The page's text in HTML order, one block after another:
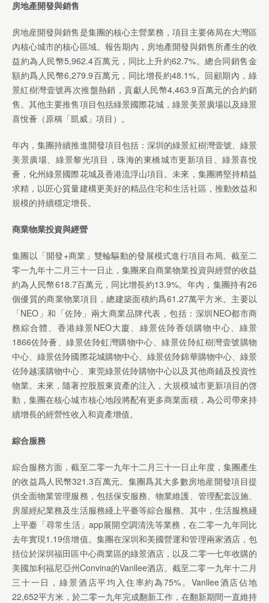
房地產開發與銷售
房地産開發與銷售是集團的核心主營業務，項目主要佈局在大灣區
內核心城市的核心區域。報告期內，房地產開發與銷售所產生的收
益約為人民幣5,962.4百萬元，同比上升約62.7%。總合同銷售金
額約爲人民幣6,279.9百萬元，同比增長約48.1%。回顧期內，綠
景紅樹灣壹號再次推盤熱銷，貢獻人民幣4,463.9百萬元的合約銷
售。其他主要推售項目包括綠景國際花城，綠景美景廣場以及綠景
喜悅薈（原稱「凱威」項目）。
年内，集團持續推進開發項目包括：深圳的綠景紅樹灣壹號、綠景
美景廣場、綠景黎光項目，珠海的東橋城市更新項目、綠景喜悅
薈，化州綠景國際花城及香港流浮山項目。未來，集團將堅持精益
求精，以匠心質量建構更美好的精品住宅和生活社區，推動效益和
規模的持續穩定增長。
商業物業投資與經營
集團以「開發+商業」雙輪驅動的發展模式進行項目布局。截至二
零一九年十二月三十一日止，集團來自商業物業投資與經營的收益
約為人民幣618.7百萬元，同比增長約13.9%。年內，集團持有26
個優質的商業物業項目，總建築面積約爲61.27萬平方米。主要以
「NEO」和「佐阾」兩大商業品牌代表，包括：深圳NEO都市商
務綜合體、香港綠景NEO大廈、綠景佐阾香頌購物中心、綠景
1866佐阾薈、綠景佐阾虹灣購物中心、綠景佐阾紅樹灣壹號購物
中心、綠景佐阾國際花城購物中心、綠景佐阾錦華購物中心、綠景
佐阾越溪購物中心、東莞綠景佐阾購物中心以及其他商鋪及投資性
物業。未來，隨著控股股東資產的注入，大規模城市更新項目的啓
動，集團在核心城市核心地段將配有更多商業面積，為公司帶來持
續增長的經營性收入和資產增值。
綜合服務
綜合服務方面，截至二零一九年十二月三十一日止年度，集團產生
的收益爲人民幣321.3百萬元。集團爲其大多數房地産開發項目提
供全面物業管理服務，包括保安服務、物業維護、管理配套設施、
房屋經紀業務及生活服務綫上平臺等綜合服務。其中，生活服務綫
上平臺「尋常生活」app展開空調清洗等業務，在二零一九年同比
去年實現1.19倍增值。集團在深圳和美國營運和管理兩家酒店，包
括位於深圳福田區中心商業區的綠景酒店，以及二零一七年收購的
美國加利福尼亞州Convina的Vanllee酒店。截至二零一九年十二月
三十一日，綠景酒店平均入住率約為75%。Vanllee酒店佔地
22,652平方米，於二零一九年完成翻新工作，在翻新期間一直維持